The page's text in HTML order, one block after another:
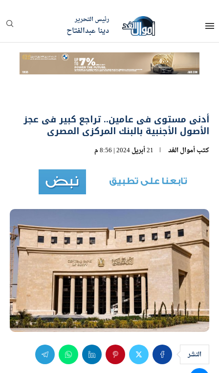
رئيس التحرير
دينا عبدالفتاح
أدنى مستوى فى عامين.. تراجع كبير فى عجز
الأصول الأجنبية بالبنك المركزى المصرى
كتبأموال الغد 21 أبريل 2024 | 8:56 م
النشر